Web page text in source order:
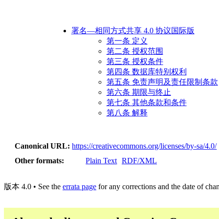
署名—相同方式共享 4.0 协议国际版
第一条 定义
第二条 授权范围
第三条 授权条件
第四条 数据库特别权利
第五条 免责声明及责任限制条款
第六条 期限与终止
第七条 其他条款和条件
第八条 解释
Canonical URL
https://creativecommons.org/licenses/by-sa/4.0/
Other formats
Plain Text RDF/XML
版本 4.0 • See the errata page for any corrections and the date of